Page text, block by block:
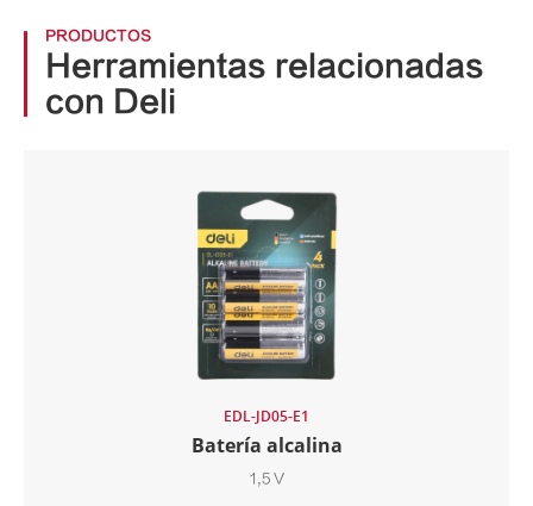
PRODUCTOS
Herramientas relacionadas
con Deli
EDL-JD05-E1
Batería alcalina
1,5 V